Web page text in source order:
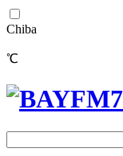
Chiba
℃